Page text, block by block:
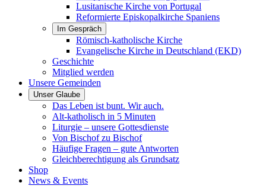
Lusitanische Kirche von Portugal
Reformierte Episkopalkirche Spaniens
Im Gespräch
Römisch-katholische Kirche
Evangelische Kirche in Deutschland (EKD)
Geschichte
Mitglied werden
Unsere Gemeinden
Unser Glaube
Das Leben ist bunt. Wir auch.
Alt-katholisch in 5 Minuten
Liturgie – unsere Gottesdienste
Von Bischof zu Bischof
Häufige Fragen – gute Antworten
Gleichberechtigung als Grundsatz
Shop
News & Events